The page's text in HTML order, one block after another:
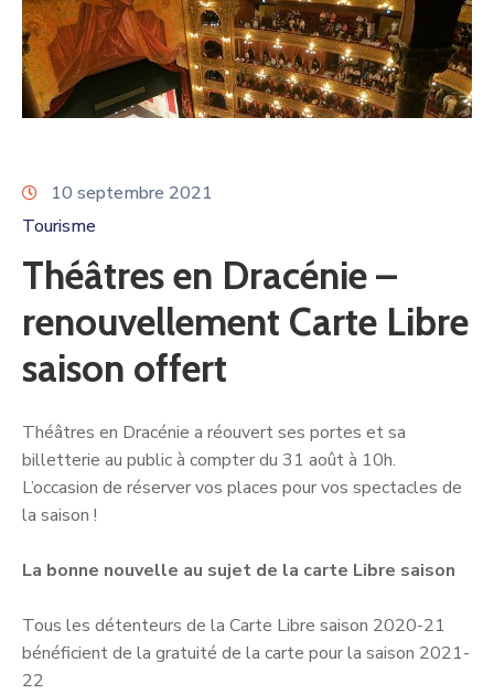
10 septembre 2021
Tourisme
Théâtres en Dracénie –
renouvellement Carte Libre
saison offert
Théâtres en Dracénie a réouvert ses portes et sa
billetterie au public à compter du 31 août à 10h.
L’occasion de réserver vos places pour vos spectacles de
la saison !
La bonne nouvelle au sujet de la carte Libre saison
Tous les détenteurs de la Carte Libre saison 2020-21
bénéficient de la gratuité de la carte pour la saison 2021-
22